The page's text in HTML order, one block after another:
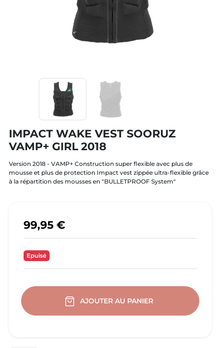
IMPACT WAKE VEST SOORUZ
VAMP+ GIRL 2018
Version 2018 - VAMP+ Construction super flexible avec plus de
mousse et plus de protection Impact vest zippée ultra-flexible grâce
à la répartition des mousses en "BULLETPROOF System"
99,95 €
Epuisé
AJOUTER AU PANIER